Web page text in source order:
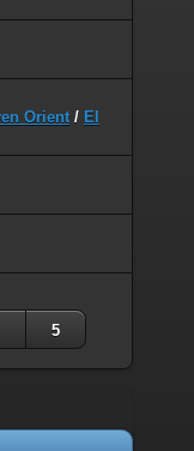
Orient / El
5